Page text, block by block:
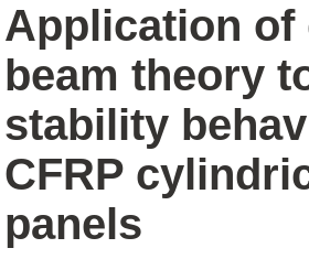
Application of
beam theory
stability
CFRP
panels